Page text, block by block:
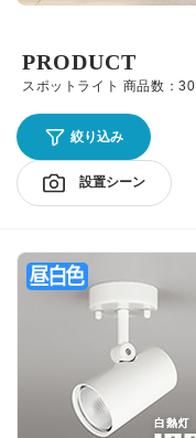
スポットライト 商品数：30
PRODUCT
絞り込み
設置シーン